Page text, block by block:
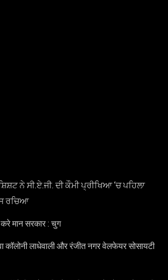
ਨੇ ਸੀ.ਏ.ਜੀ. ਦੀ ਕੌਮੀ ਪ੍ਰੀਖਿਆ ‘ਚ ਪਹਿਲਾ
ਰਚਿਆ
मान सरकार : चुग
कॉलोनी लाधेवाली और रंजीत नगर वेलफेयर सोसायटी